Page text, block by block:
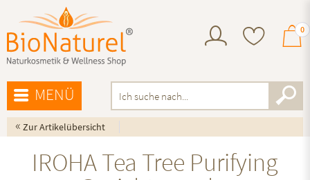
0
MENÜ
« Zur Artikelübersicht
IROHA Tea Tree Purifying